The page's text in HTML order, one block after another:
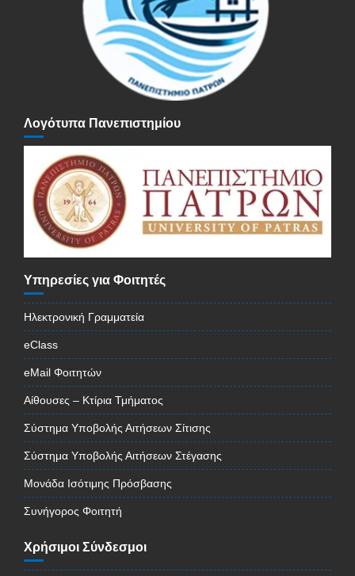
Λογότυπα Πανεπιστημίου
Υπηρεσίες για Φοιτητές
Ηλεκτρονική Γραμματεία
eClass
eMail Φοιτητών
Αίθουσες – Κτίρια Τμήματος
Σύστημα Υποβολής Αιτήσεων Σίτισης
Σύστημα Υποβολής Αιτήσεων Στέγασης
Μονάδα Ισότιμης Πρόσβασης
Συνήγορος Φοιτητή
Χρήσιμοι Σύνδεσμοι